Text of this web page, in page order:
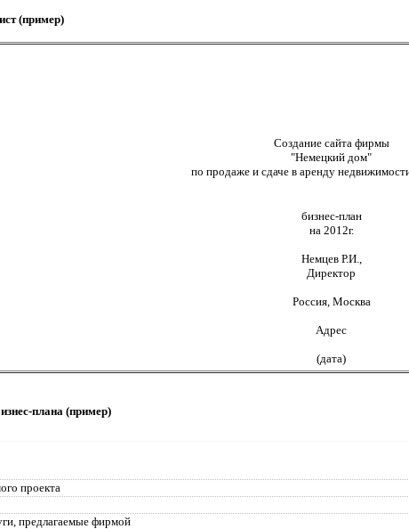
(пример)
Создание сайта фирмы
"Немецкий дом"
по продаже и сдаче в аренду
бизнес-план
на 2012г.
Немцев Р.И.,
Директор
Россия, Москва
Адрес
(дата)
плана (пример)
проекта
предлагаемые фирмой